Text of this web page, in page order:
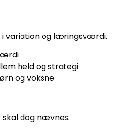
i variation og læringsværdi.
held og strategi
og voksne
dog nævnes.